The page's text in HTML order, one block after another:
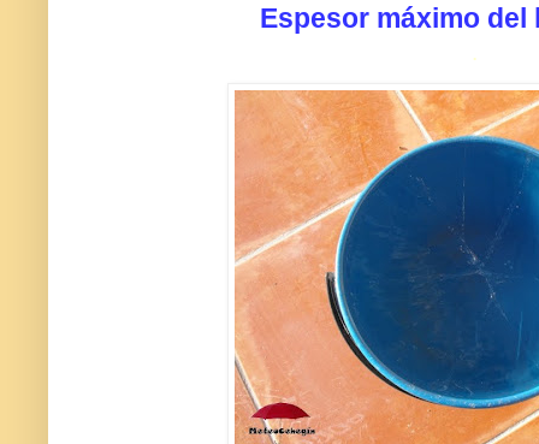
Espesor máximo del
.